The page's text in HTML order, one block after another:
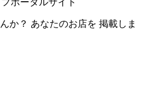
か？ あなたのお店を 掲載しま